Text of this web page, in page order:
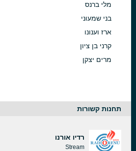
מלי ברנס
בני שמעוני
ארז וענונו
קרני בן ציון
מרים יצקן
תחנות קשורות
רדיו אורנו
Stream